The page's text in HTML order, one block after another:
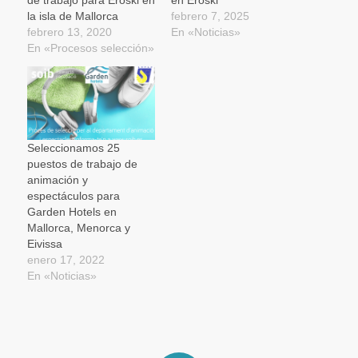
la isla de Mallorca
febrero 13, 2020
En «Procesos selección»
febrero 7, 2025
En «Noticias»
Seleccionamos 25
puestos de trabajo de
animación y
espectáculos para
Garden Hotels en
Mallorca, Menorca y
Eivissa
enero 17, 2022
En «Noticias»